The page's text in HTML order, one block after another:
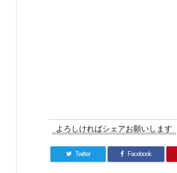
よろしければシェアお願いします
Twitter Facebook